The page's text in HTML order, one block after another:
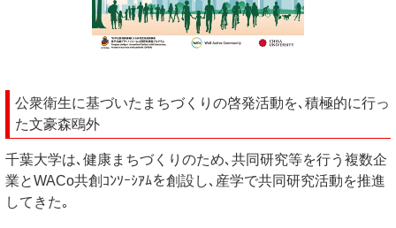
公衆衛生に基づいたまちづくりの啓発活動を､積極的に行っ
た文豪森鴎外
千葉大学は､健康まちづくりのため､共同研究等を行う複数企
業とWACo共創ｺﾝｿｰｼｱﾑを創設し､産学で共同研究活動を推進
してきた｡